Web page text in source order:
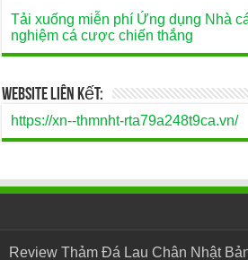
Tải xuống miễn phí Ứng dụng Nhà
nghiệm cá cược chiến thắng
Website Liên Kết:
https://xn--thmnht-rta79a248t9ca.vn/
Review Thảm Đá Lau Chân Nhật